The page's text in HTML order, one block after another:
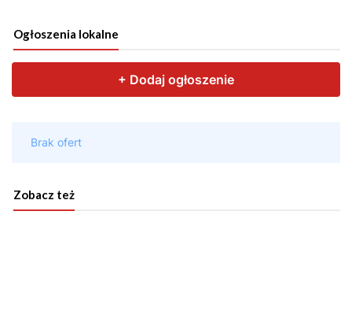
Ogłoszenia lokalne
Zobacz też